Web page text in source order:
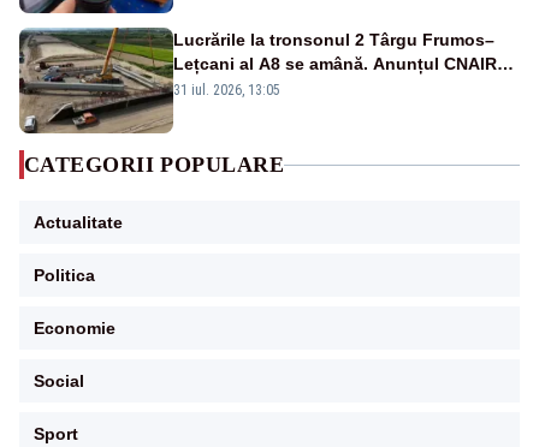
Lucrările la tronsonul 2 Târgu Frumos–
Lețcani al A8 se amână. Anunțul CNAIR
privind atribuirea contractului
31 iul. 2026, 13:05
CATEGORII POPULARE
Actualitate
Politica
Economie
Social
Sport